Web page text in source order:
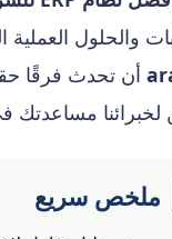
والحلول
أن تحدث فرقًا
لخبرائنا مساعدتك
ملخص سريع